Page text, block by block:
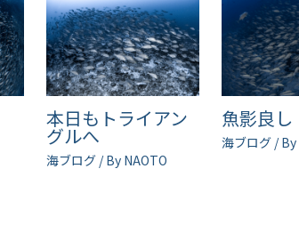
本日もトライアン
グルへ
海ブログ/ By NAOTO
魚影良し
海ブログ / By